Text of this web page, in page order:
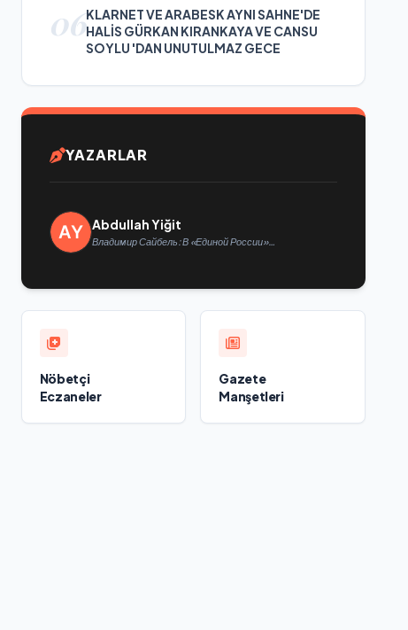
06KLARNET VE ARABESK AYNI SAHNE'DE
HALİS GÜRKAN KIRANKAYA VE CANSU
SOYLU 'DAN UNUTULMAZ GECE
YAZARLAR
Abdullah Yiğit
Владимир Сайбель: В «Единой России»
Nöbetçi
Eczaneler
Gazete
Manşetleri